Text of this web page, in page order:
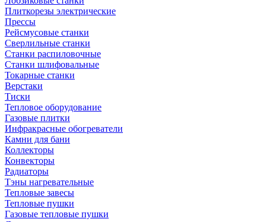
Плиткорезы электрические
Прессы
Рейсмусовые станки
Сверлильные станки
Станки распиловочные
Станки шлифовальные
Токарные станки
Верстаки
Тиски
Тепловое оборудование
Газовые плитки
Инфракрасные обогреватели
Камни для бани
Коллекторы
Конвекторы
Радиаторы
Тэны нагревательные
Тепловые завесы
Тепловые пушки
Газовые тепловые пушки